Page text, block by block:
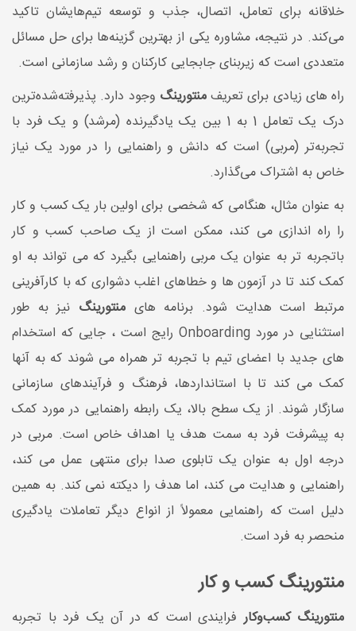
خلاقانه برای تعامل، اتصال، جذب و توسعه تیم‌هایشان تاکید
می‌کند. در نتیجه، مشاوره یکی از بهترین گزینه‌ها برای حل مسائل
متعددی است که زیربنای جابجایی کارکنان و رشد سازمانی است.
راه های زیادی برای تعریفمنتورینگ وجود دارد. پذیرفته‌شده‌ترین
درک یک تعامل 1 به 1 بین یک یادگیرنده (مرشد) و یک فرد با
تجربه‌تر (مربی) است که دانش و راهنمایی را در مورد یک نیاز
خاص به اشتراک می‌گذارد.
به عنوان مثال، هنگامی که شخصی برای اولین بار یک کسب و کار
را راه اندازی می کند، ممکن است از یک صاحب کسب و کار
باتجربه تر به عنوان یک مربی راهنمایی بگیرد که می تواند به او
کمک کند تا در آزمون ها و خطاهای اغلب دشواری که با کارآفرینی
مرتبط است هدایت شود. برنامه های منتورینگ نیز به طور
استثنایی در مورد Onboarding رایج است ، جایی که استخدام
های جدید با اعضای تیم با تجربه تر همراه می شوند که به آنها
کمک می کند تا با استانداردها، فرهنگ و فرآیندهای سازمانی
سازگار شوند. از یک سطح بالا، یک رابطه راهنمایی در مورد کمک
به پیشرفت فرد به سمت هدف یا اهداف خاص است. مربی در
درجه اول به عنوان یک تابلوی صدا برای منتهی عمل می کند،
راهنمایی و هدایت می کند، اما هدف را دیکته نمی کند. به همین
دلیل است که راهنمایی معمولاً از انواع دیگر تعاملات یادگیری
منحصر به فرد است.
منتورینگ کسب و کار
منتورینگ کسب‌وکارفرایندی است که در آن یک فرد با تجربه